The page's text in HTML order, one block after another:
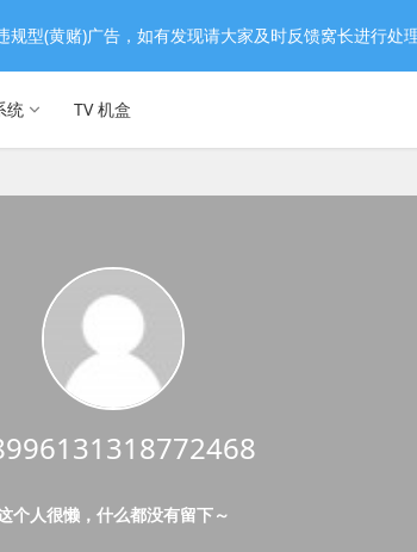
统 TV 机盒
个人很懒，什么都没有留下～
型(黄赌)广告，如有发现请大家及时反馈窝长进行处